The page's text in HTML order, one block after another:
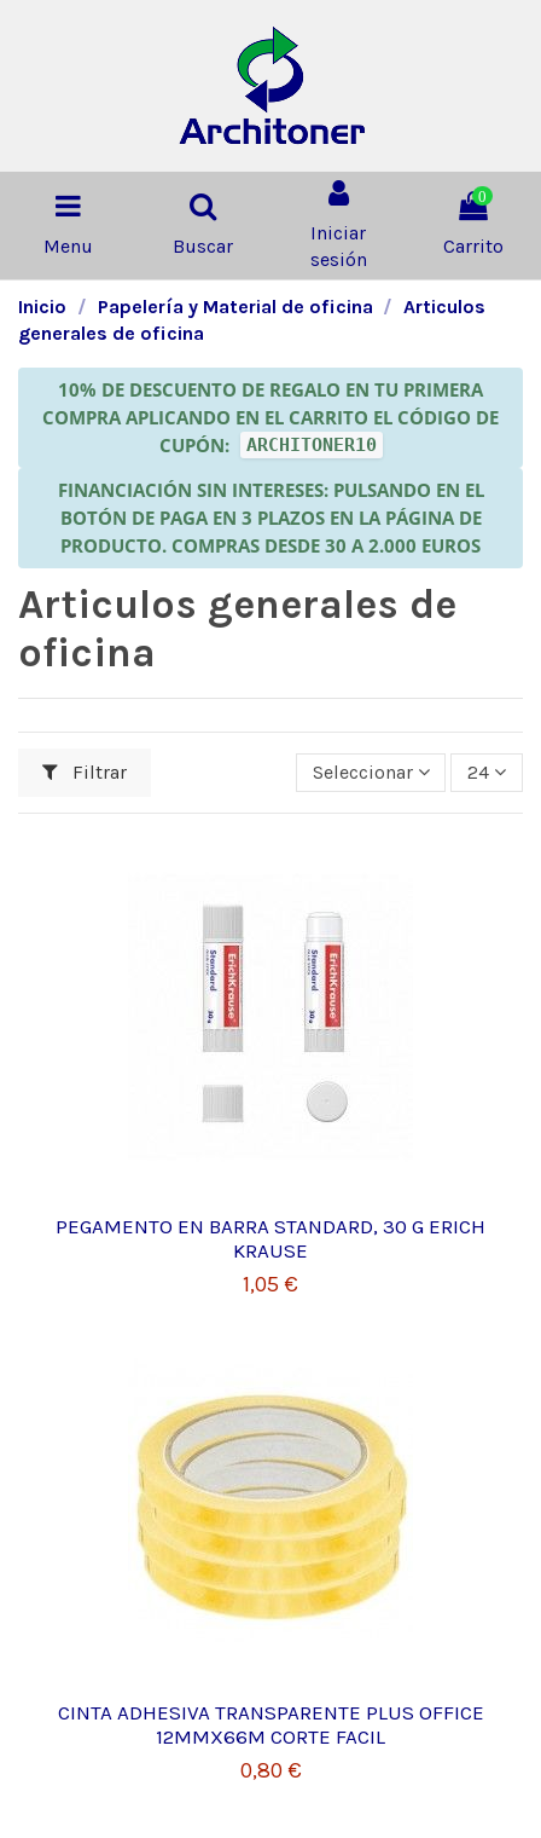
Menu Buscar
Iniciar
sesión
0
Carrito
Inicio Papelería y Material de oficina
Articulos
generales de oficina
10% DE DESCUENTO DE REGALO EN TU PRIMERA
COMPRA APLICANDO EN EL CARRITO EL CÓDIGO DE
CUPÓN:
ARCHITONER10
FINANCIACIÓN SIN INTERESES: PULSANDO EN EL
BOTÓN DE PAGA EN 3 PLAZOS EN LA PÁGINA DE
PRODUCTO. COMPRAS DESDE 30 A 2.000 EUROS
Articulos generales de
oficina
Filtrar Seleccionar 24
PEGAMENTO EN BARRA STANDARD, 30 G ERICH
KRAUSE
1,05 €
CINTA ADHESIVA TRANSPARENTE PLUS OFFICE
12MMX66M CORTE FACIL
0,80 €